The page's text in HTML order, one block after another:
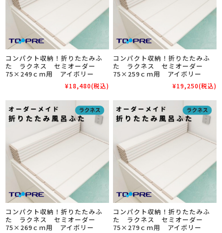
コンパクト収納！折りたたみふ
た ラクネス セミオーダー
75×249ｃｍ用 アイボリー
¥18,480(税込)
コンパクト収納！折りたたみふ
た ラクネス セミオーダー
75×259ｃｍ用 アイボリー
¥19,250(税込)
コンパクト収納！折りたたみふ
た ラクネス セミオーダー
75×269ｃｍ用 アイボリー
コンパクト収納！折りたたみふ
た ラクネス セミオーダー
75×279ｃｍ用 アイボリー